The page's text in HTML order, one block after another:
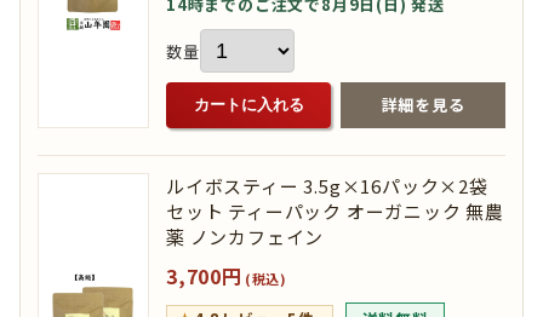
数量
カートに入れる 詳細を見る
ルイボスティー 3.5g×16パック×2袋
セット ティーパック オーガニック 無農
薬 ノンカフェイン
3,700円 (税込)